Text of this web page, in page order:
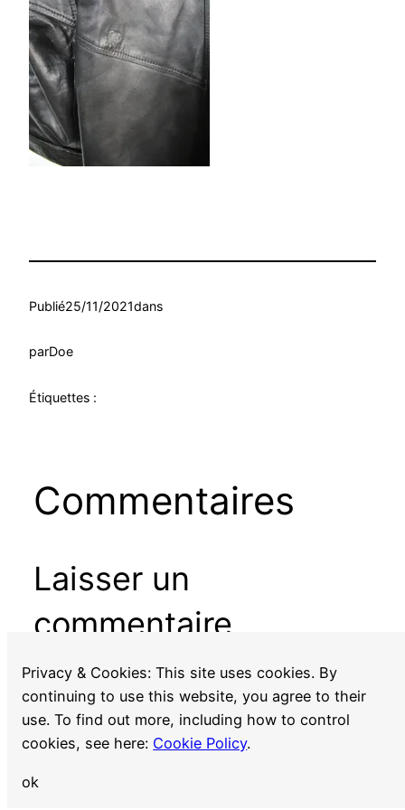
Publié25/11/2021dans
parDoe
Étiquettes :
Commentaires
Laisser un
commentaire
Vous devezvous connecterpour publier un
commentaire.
Privacy & Cookies: This site uses cookies. By
continuing to use this website, you agree to their
use. To find out more, including how to control
cookies, see here: Cookie Policy.
ok